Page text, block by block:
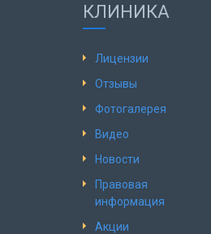
КЛИНИКА
Лицензии
Отзывы
Фотогалерея
Видео
Новости
Правовая
информация
Акции